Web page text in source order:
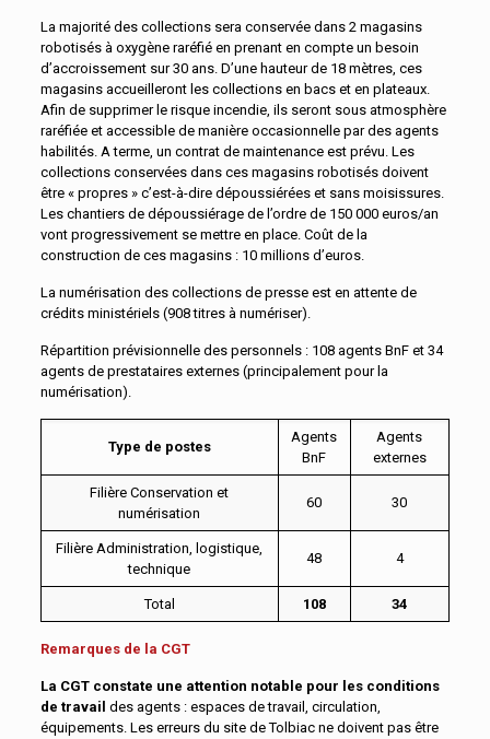
La majorité des collections sera conservée dans 2 magasins
robotisés à oxygène raréfié en prenant en compte un besoin
d’accroissement sur 30 ans. D’une hauteur de 18 mètres, ces
magasins accueilleront les collections en bacs et en plateaux.
Afin de supprimer le risque incendie, ils seront sous atmosphère
raréfiée et accessible de manière occasionnelle par des agents
habilités. A terme, un contrat de maintenance est prévu. Les
collections conservées dans ces magasins robotisés doivent
être « propres » c’est-à-dire dépoussiérées et sans moisissures.
Les chantiers de dépoussiérage de l’ordre de 150 000 euros/an
vont progressivement se mettre en place. Coût de la
construction de ces magasins : 10 millions d’euros.
La numérisation des collections de presse est en attente de
crédits ministériels (908 titres à numériser).
Répartition prévisionnelle des personnels : 108 agents BnF et 34
agents de prestataires externes (principalement pour la
numérisation).
Type de postes
Agents
BnF
Agents
externes
Filière Conservation et
numérisation
60 30
Filière Administration, logistique,
technique
48 4
Total 108 34
Remarques de la CGT
La CGT constate une attention notable pour les conditions
de travail des agents : espaces de travail, circulation,
équipements. Les erreurs du site de Tolbiac ne doivent pas être